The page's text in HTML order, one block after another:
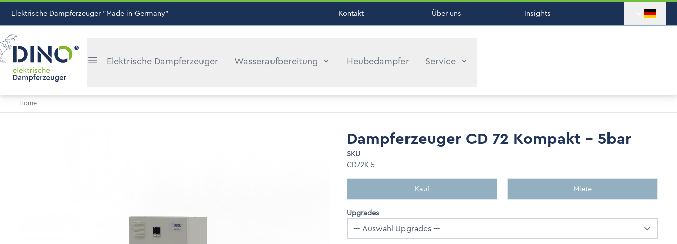
Elektrische Dampferzeuger "Made in Germany" Kontakt Über uns Insights
Elektrische Dampferzeuger Wasseraufbereitung Heubedampfer Service
Home
Dampferzeuger CD 72 Kompakt - 5bar
SKU
CD72K-5
Kauf Miete
Upgrades